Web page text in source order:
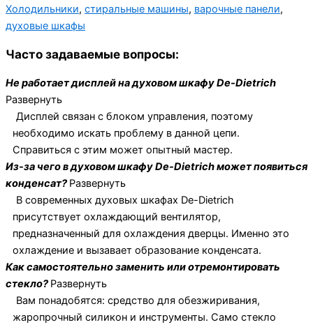
Холодильники, стиральные машины, варочные панели,
духовые шкафы
Часто задаваемые вопросы:
Не работает дисплей на духовом шкафу De-Dietrich
Развернуть
Дисплей связан с блоком управления, поэтому
необходимо искать проблему в данной цепи.
Справиться с этим может опытный мастер.
Из-за чего в духовом шкафу De-Dietrich может появиться
конденсат?Развернуть
В современных духовых шкафах De-Dietrich
присутствует охлаждающий вентилятор,
предназначенный для охлаждения дверцы. Именно это
охлаждение и вызавает образование конденсата.
Как самостоятельно заменить или отремонтировать
стекло?Развернуть
Вам понадобятся: средство для обезжиривания,
жаропрочный силикон и инструменты. Само стекло